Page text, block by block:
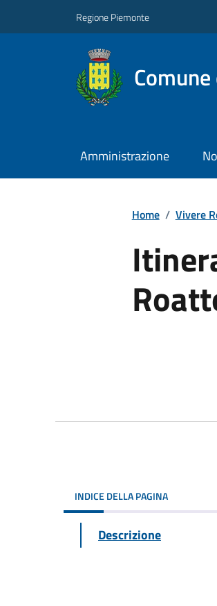
Regione Piemonte
Amministrazione
Home / Vivere
INDICE DELLA PAGINA
Descrizione